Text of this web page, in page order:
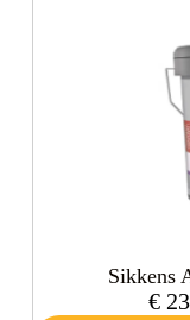
Sikkens
€